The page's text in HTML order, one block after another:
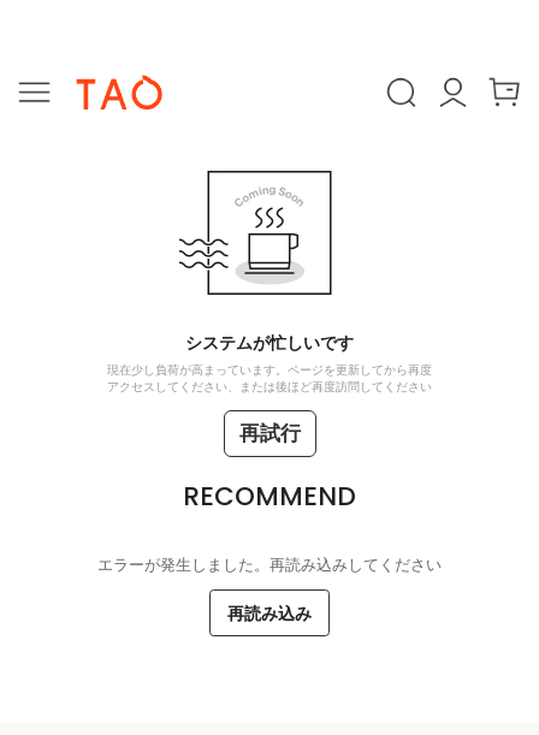
システムが忙しいです
現在少し負荷が高まっています。ページを更新してから再度
アクセスしてください、または後ほど再度訪問してください
再試行
RECOMMEND
エラーが発生しました。再読み込みしてください
再読み込み